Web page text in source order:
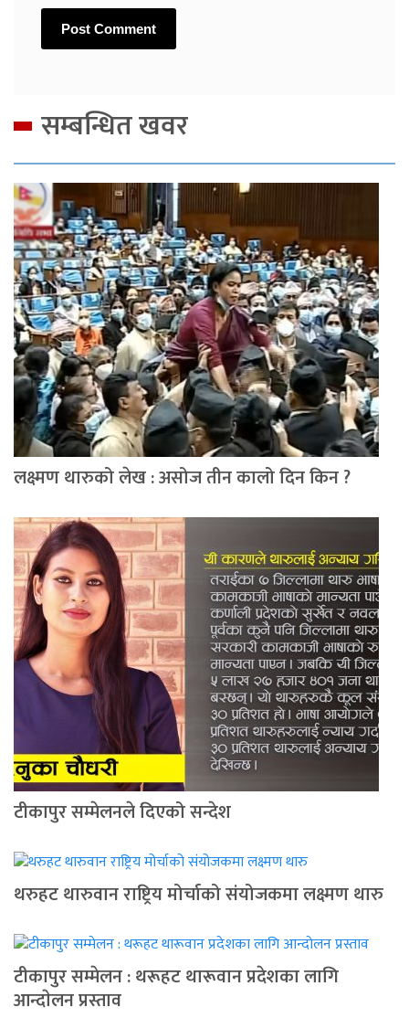
सम्बन्धित खवर
लक्ष्मण थारुको लेख : असोज तीन कालो दिन किन ?
टीकापुर सम्मेलनले दिएको सन्देश
थरुहट थारुवान राष्ट्रिय मोर्चाको संयोजकमा लक्ष्मण थारु
टीकापुर सम्मेलन : थरूहट थारूवान प्रदेशका लागि
आन्दाेलन प्रस्ताव